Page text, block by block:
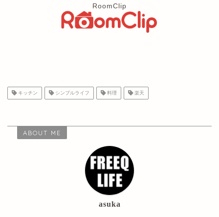
RoomClip
キッチン シンプルライフ 料理 楽天
ABOUT ME
asuka